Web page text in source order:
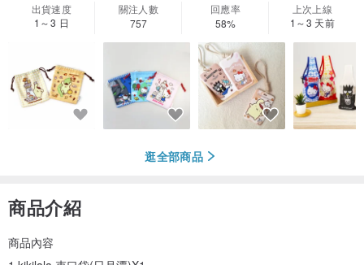
出貨速度
1～3 日
關注人數
757
回應率
58%
上次上線
1～3 天前
逛全部商品
商品介紹
商品內容